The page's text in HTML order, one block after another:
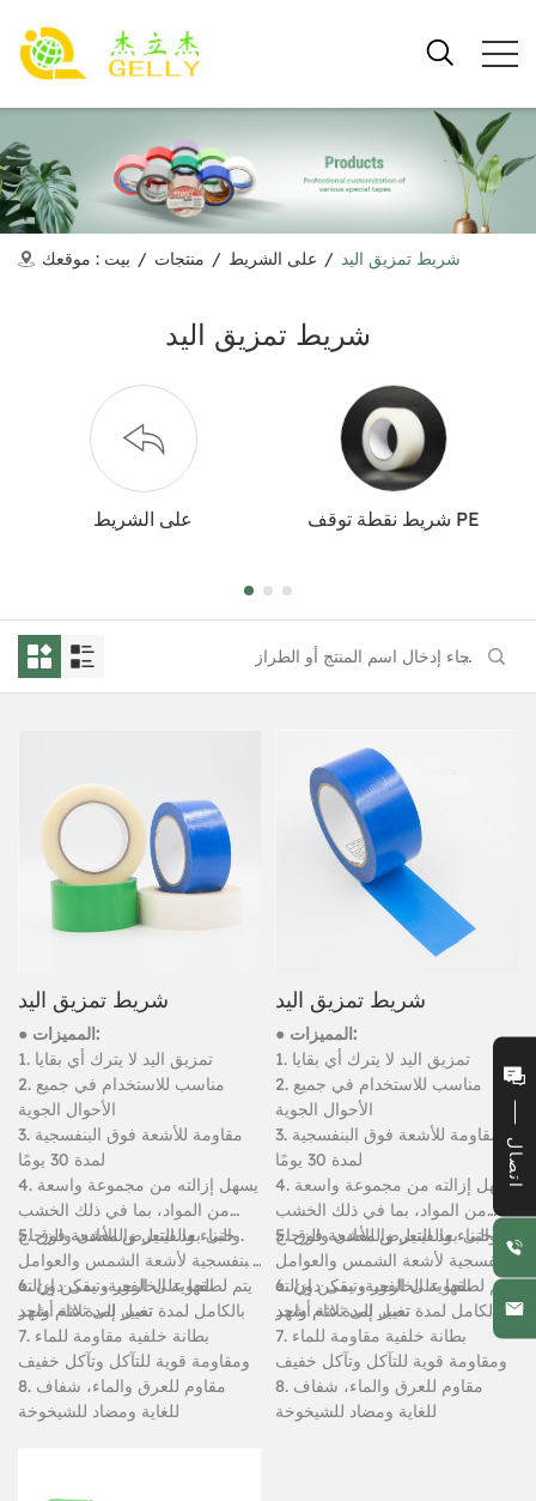
موقعك : بيت / منتجات / على الشريط / شريط تمزيق اليد
شريط تمزيق اليد
على الشريط شريط نقطة توقف PE
شريط تمزيق اليد
● المميزات:
1. تمزيق اليد لا يترك أي بقايا
2. مناسب للاستخدام في جميع
الأحوال الجوية
3. مقاومة للأشعة فوق البنفسجية
لمدة 30 يومًا
4. يسهل إزالته من مجموعة واسعة
من المواد، بما في ذلك الخشب
والبناء والفينيل والمعادن والزجاج.
5. حتى بعد التعرض للأشعة فوق
البنفسجية لأشعة الشمس والعوامل
الجوية الخارجية، يمكن إزالته
بالكامل لمدة تصل إلى ثلاثة أشهر
6. يتم لصقها على الفور وتبقى دون
تغيير لمدة عام واحد
7. بطانة خلفية مقاومة للماء
ومقاومة قوية للتآكل وتآكل خفيف
8. مقاوم للعرق والماء، شفاف
للغاية ومضاد للشيخوخة
شريط تمزيق اليد
● المميزات:
1. تمزيق اليد لا يترك أي بقايا
2. مناسب للاستخدام في جميع
الأحوال الجوية
3. مقاومة للأشعة فوق البنفسجية
لمدة 30 يومًا
4. يسهل إزالته من مجموعة واسعة
من المواد، بما في ذلك الخشب
5. حتى بعد التعرض للأشعة فوق
البنفسجية لأشعة الشمس والعوامل
الجوية الخارجية، يمكن إزالته
بالكامل لمدة تصل إلى ثلاثة أشهر
6. يتم لصقها على الفور وتبقى دون
تغيير لمدة عام واحد
7. بطانة خلفية مقاومة للماء
ومقاومة قوية للتآكل وتآكل خفيف
8. مقاوم للعرق والماء، شفاف
للغاية ومضاد للشيخوخة
اتصال